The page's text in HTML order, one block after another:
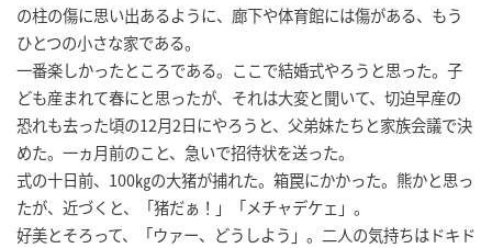
の柱の傷に思い出あるように、廊下や体育館には傷がある、もう
ひとつの小さな家である。
一番楽しかったところである。ここで結婚式やろうと思った。子
ども産まれて春にと思ったが、それは大変と聞いて、切迫早産の
恐れも去った頃の12月2日にやろうと、父弟妹たちと家族会議で決
めた。一ヵ月前のこと、急いで招待状を送った。
式の十日前、100㎏の大猪が捕れた。箱罠にかかった。熊かと思っ
たが、近づくと、「猪だぁ！」「メチャデケェ」。
好美とそろって、「ウァー、どうしよう」。二人の気持ちはドキド